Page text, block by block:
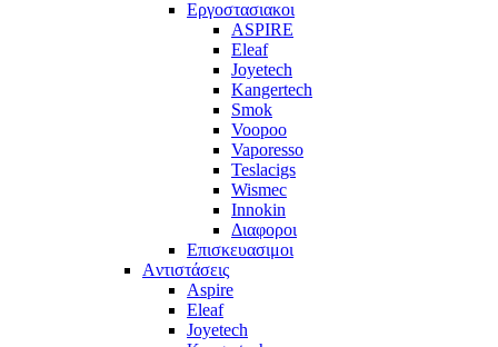
Εργοστασιακοι
ΑSPIRE
Eleaf
Joyetech
Kangertech
Smok
Voopoo
Vaporesso
Teslacigs
Wismec
Innokin
Διαφοροι
Επισκευασιμοι
Aντιστάσεις
Aspire
Eleaf
Joyetech